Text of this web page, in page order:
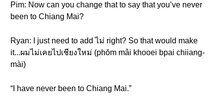
Pim: Now can you change that to say that you’ve never
been to Chiang Mai?
Ryan: I just need to add ไม่ right? So that would make
it...ผมไม่เคยไปเชียงใหม่ (phŏm mâi khooei bpai chiiang-
mài)
“I have never been to Chiang Mai.”